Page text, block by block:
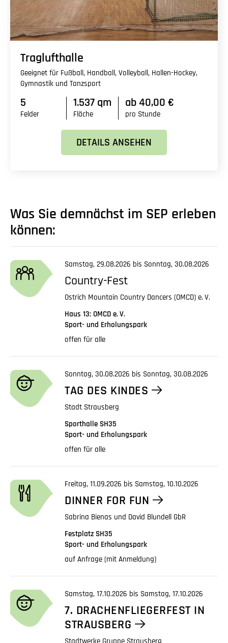
Traglufthalle
Geeignet für Fußball, Handball, Volleyball, Hallen-Hockey,
Gymnastik und Tanzsport
5
Felder
1.537 qm
Fläche
ab 40,00 €
pro Stunde
DETAILS ANSEHEN
Was Sie demnächst im SEP erleben
können:
Samstag, 29.08.2026 bis Sonntag, 30.08.2026
Country-Fest
Ostrich Mountain Country Dancers (OMCD)e. V.
Haus 13: OMCDe. V.
Sport- und Erholungspark
offen für alle
Sonntag, 30.08.2026 bis Sonntag, 30.08.2026
TAG DES KINDES
Stadt Strausberg
Sporthalle SH35
Sport- und Erholungspark
offen für alle
Freitag, 11.09.2026 bis Samstag, 10.10.2026
DINNER FOR FUN
Sabrina Bienas und David Blundell GbR
Festplatz SH35
Sport- und Erholungspark
auf Anfrage (mit Anmeldung)
Samstag, 17.10.2026 bis Samstag, 17.10.2026
7. DRACHENFLIEGERFEST IN
STRAUSBERG